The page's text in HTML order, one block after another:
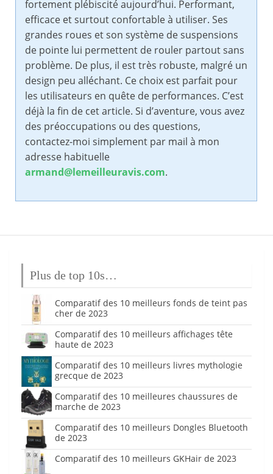
fortement plébiscité aujourd’hui. Performant,
efficace et surtout confortable à utiliser. Ses
grandes roues et son système de suspensions
de pointe lui permettent de rouler partout sans
problème. De plus, il est très robuste, malgré un
design peu alléchant. Ce choix est parfait pour
les utilisateurs en quête de performances. C’est
déjà la fin de cet article. Si d’aventure, vous avez
des préoccupations ou des questions,
contactez-moi simplement par mail à mon
adresse habituelle
armand@lemeilleuravis.com.
Plus de top 10s…
Comparatif des 10 meilleurs fonds de teint pas
cher de 2023
Comparatif des 10 meilleurs affichages tête
haute de 2023
Comparatif des 10 meilleurs livres mythologie
grecque de 2023
Comparatif des 10 meilleures chaussures de
marche de 2023
Comparatif des 10 meilleurs Dongles Bluetooth
de 2023
Comparatif des 10 meilleurs GKHair de 2023